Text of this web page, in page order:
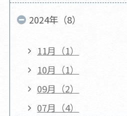
2024年（8）
11月（1）
10月（1）
09月（2）
07月（4）